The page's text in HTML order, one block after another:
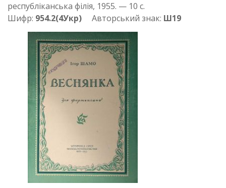
республіканська філія, 1955. — 10 с.
Шифр: 954.2(4Укр) Авторський знак: Ш19